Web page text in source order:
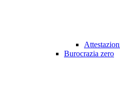
Burocrazia zero